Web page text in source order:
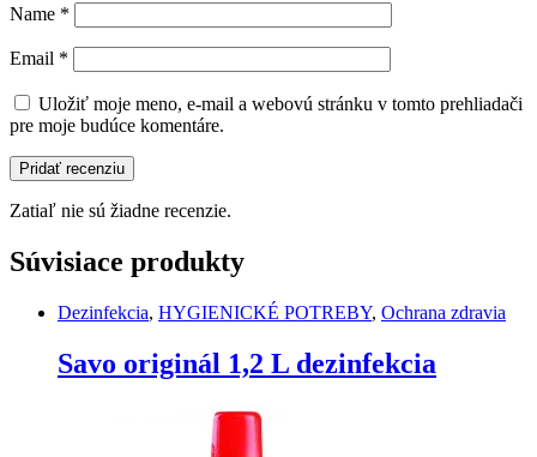
Name *
Email *
Uložiť moje meno, e-mail a webovú stránku v tomto prehliadači
pre moje budúce komentáre.
Zatiaľ nie sú žiadne recenzie.
Súvisiace produkty
Dezinfekcia, HYGIENICKÉ POTREBY, Ochrana zdravia
Savo originál 1,2 L dezinfekcia